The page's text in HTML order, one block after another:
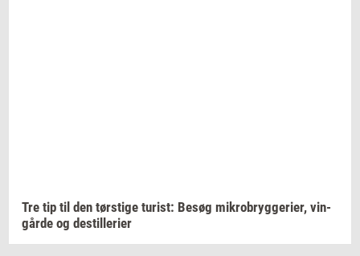
Tre tip til den tørsti­ge turist: Besøg mi­kro­bryg­ge­ri­er, vin­
går­de og destil­le­ri­er